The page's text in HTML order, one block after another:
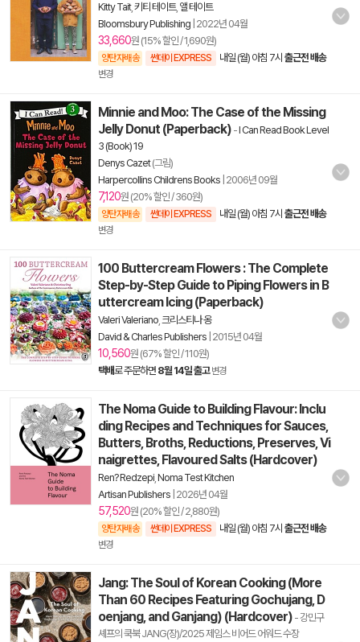
Kitty Tait, 키티 테이트, 앨 테이트
Bloomsbury Publishing 2022년 04월
33,660원 (15% 할인 / 1,690원)
양탄자배송 썬데이 EXPRESS 내일 (월) 아침 7시 출근전 배송
변경
Minnie and Moo: The Case of the Missing
Jelly Donut (Paperback) -I Can Read Book Level
3 (Book) 19
Denys Cazet(그림)
Harpercollins Childrens Books 2006년 09월
7,120원 (20% 할인 / 360원)
양탄자배송 썬데이 EXPRESS 내일 (월) 아침 7시 출근전 배송
변경
100 Buttercream Flowers : The Complete
Step-by-Step Guide to Piping Flowers in B
uttercream Icing (Paperback)
Valeri Valeriano 크리스티나 옹
David & Charles Publishers 2015년 04월
10,560원 (67% 할인 / 110원)
택배로 주문하면 8월 14일 출고 변경
The Noma Guide to Building Flavour: Inclu
ding Recipes and Techniques for Sauces,
Butters, Broths, Reductions, Preserves, Vi
naigrettes, Flavoured Salts (Hardcover)
Ren? Redzepi Noma Test Kitchen
Artisan Publishers 2026년 04월
57,520원 (20% 할인 / 2,880원)
양탄자배송 썬데이 EXPRESS 내일 (월) 아침 7시 출근전 배송
변경
Jang: The Soul of Korean Cooking (More
Than 60 Recipes Featuring Gochujang, D
oenjang, and Ganjang) (Hardcover) - 강민구
셰프의 쿡북 JANG(장)/2025 제임스 비어드 어워드 수장